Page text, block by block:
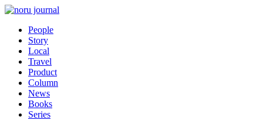
People
Story
Local
Travel
Product
Column
News
Books
Series